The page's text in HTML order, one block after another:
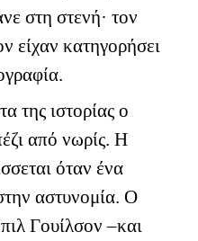
στη στενή· τον
είχαν κατηγορήσει
της ιστορίας ο
από νωρίς. Η
όταν ένα
αστυνομία. Ο
Γουίλσον –και